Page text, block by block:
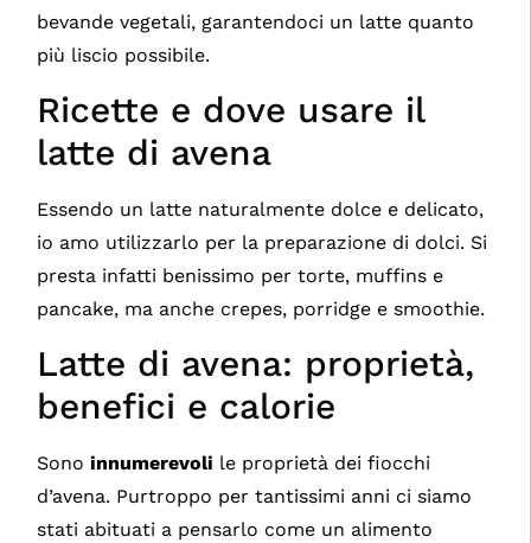
bevande vegetali, garantendoci un latte quanto
più liscio possibile.
Ricette e dove usare il
latte di avena
Essendo un latte naturalmente dolce e delicato,
io amo utilizzarlo per la preparazione di dolci. Si
presta infatti benissimo per torte, muffins e
pancake, ma anche crepes, porridge e smoothie.
Latte di avena: proprietà,
benefici e calorie
Sonoinnumerevoli le proprietà dei fiocchi
d’avena. Purtroppo per tantissimi anni ci siamo
stati abituati a pensarlo come un alimento